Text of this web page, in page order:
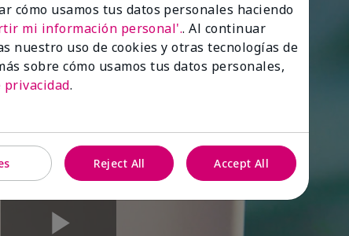
cómo usamos tus datos personales haciendo
mi información personal'.. Al continuar
nuestro uso de cookies y otras tecnologías de
sobre cómo usamos tus datos personales,
privacidad.
Reject All Accept All